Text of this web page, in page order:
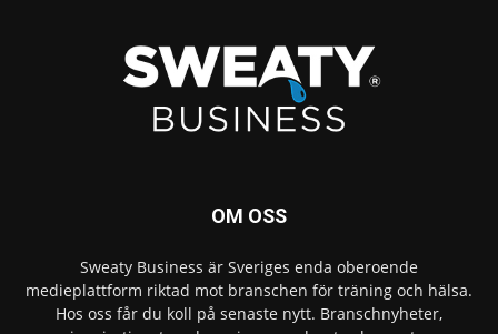
OM OSS
Sweaty Business är Sveriges enda oberoende
medieplattform riktad mot branschen för träning och hälsa.
Hos oss får du koll på senaste nytt. Branschnyheter,